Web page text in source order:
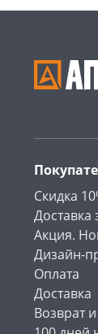
Скидка
Доставка
Акция.
Дизайн-
Оплата
Доставка
Возврат